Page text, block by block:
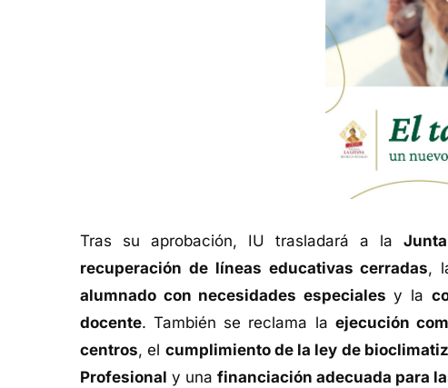
Tras su aprobación, IU trasladará a la
recuperación de líneas educativas cerradas,
alumnado con necesidades especiales y la
docente. También se reclama la ejecución
centros, el cumplimiento de la ley de
Profesional y una financiación adecuada para